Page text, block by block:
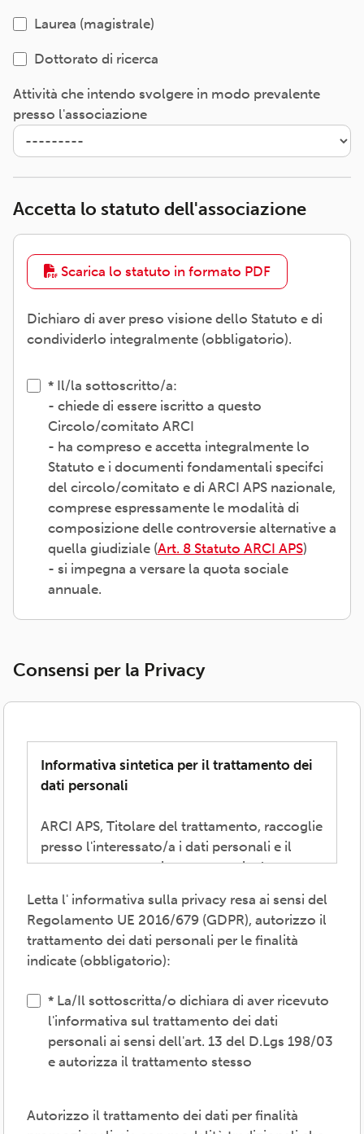
Laurea (magistrale)
Dottorato di ricerca
Attività che intendo svolgere in modo prevalente
presso l'associazione
Accetta lo statuto dell'associazione
Scarica lo statuto in formato PDF
Dichiaro di aver preso visione dello Statuto e di
condividerlo integralmente (obbligatorio).
Il/la sottoscritto/a:
- chiede di essere iscritto a questo
Circolo/comitato ARCI
- ha compreso e accetta integralmente lo
Statuto e i documenti fondamentali specifci
del circolo/comitato e di ARCI APS nazionale,
comprese espressamente le modalità di
composizione delle controversie alternative a
quella giudiziale (Art. 8 Statuto ARCI APS)
- si impegna a versare la quota sociale
annuale.
Consensi per la Privacy
Informativa sintetica per il trattamento dei
dati personali
ARCI APS, Titolare del trattamento, raccoglie
presso l'interessato/a i dati personali e il
consenso necessari per consentire la
perseguire i valori propri del movimento
ARCI e affermati negli atti associativi
fondamentali -anche mediante attività,
convenzioni e servizi-, provvedere agli
vigenti, inviare comunicazioni promozionali.
Il trattamento verrà effettuato: con modalità
cartacea e/o informatica; in modo lecito,
interni e/o comunicando i dati a soggetti
Letta l' informativa sulla privacy resa ai sensi del
Regolamento UE 2016/679 (GDPR), autorizzo il
trattamento dei dati personali per le finalità
indicate (obbligatorio):
La/Il sottoscritta/o dichiara di aver ricevuto
l'informativa sul trattamento dei dati
personali ai sensi dell'art. 13 del D.Lgs 198/03
e autorizza il trattamento stesso
Autorizzo il trattamento dei dati per finalità